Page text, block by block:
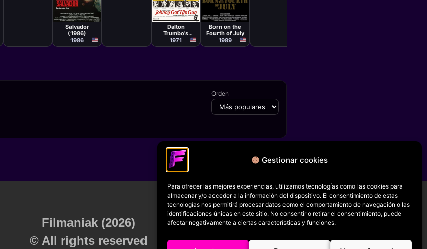
Gestionar cookies
Para ofrecer las mejores experiencias, utilizamos tecnologías como las cookies para
almacenar y/o acceder a la información del dispositivo. El consentimiento de estas
tecnologías nos permitirá procesar datos como el comportamiento de navegación o las
identificaciones únicas en este sitio. No consentir o retirar el consentimiento, puede
afectar negativamente a ciertas características y funciones.
Película
Oliver Stone
Salvador
(1986)
1986
Película
Dalton
Trumbo
Dalton
Trumbo's
Johnny Got His
Gun
1971
Película
Oliver Stone
Born on the
Fourth of July
1989
Orden
FICHA SIGUIENTE
Filmaniak (2026)
© All rights reserved
RRSS